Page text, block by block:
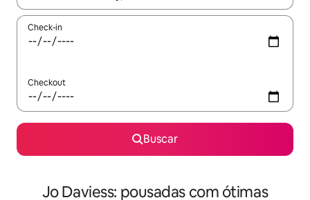
Check-in
Checkout
Buscar
Jo Daviess: pousadas com ótimas